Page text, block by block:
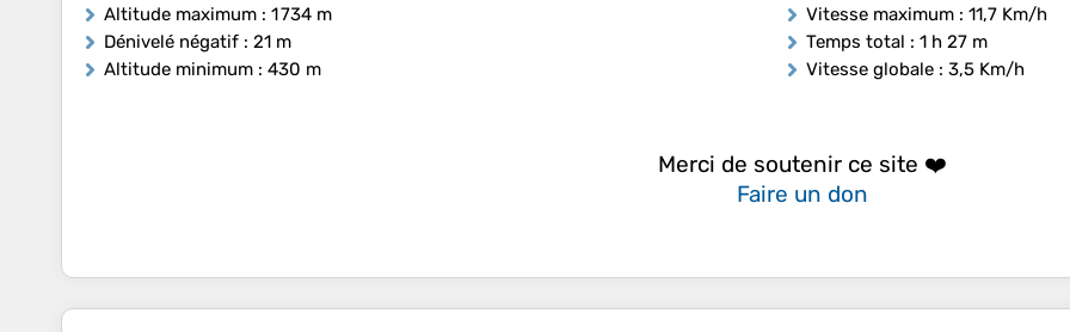
Altitude maximum : 1 734 m
Dénivelé négatif : 21 m
Altitude minimum : 430 m
Vitesse maximum: 11,7 Km/h
Temps total : 1 h 27 m
Vitesse globale: 3,5 Km/h
Merci de soutenir ce site ❤️
Faire un don